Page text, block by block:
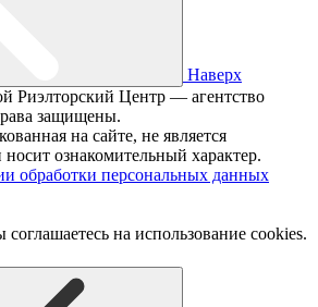
Наверх
Риэлторский Центр — агентство
защищены.
на сайте, не является
ознакомительный характер.
обработки персональных данных
на использование cookies.